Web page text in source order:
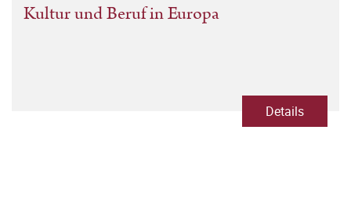
Kultur und Beruf in Europa
Details